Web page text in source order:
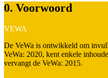
0. Voorwoord
VEWA
De VeWa is ontwikkeld om
VeWa: 2020, kent enkele
vervangt de VeWa: 2015.